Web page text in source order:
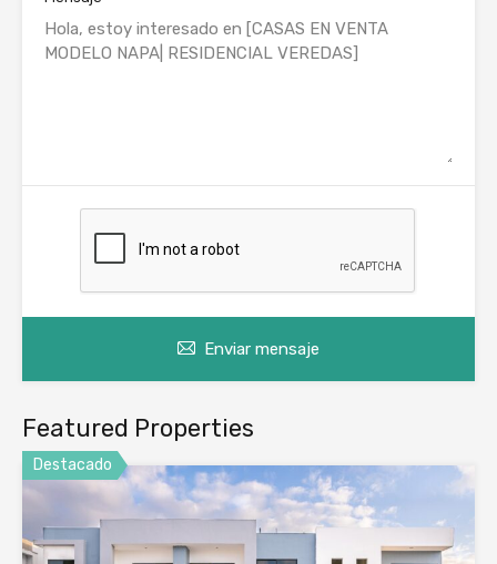
Enviar mensaje
Featured Properties
Destacado